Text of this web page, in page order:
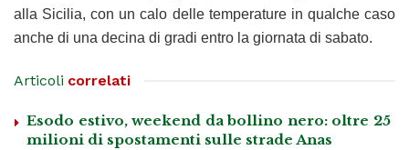
alla Sicilia, con un calo delle temperature in qualche caso
anche di una decina di gradi entro la giornata di sabato.
Articoli correlati
Esodo estivo, weekend da bollino nero: oltre 25
milioni di spostamenti sulle strade Anas